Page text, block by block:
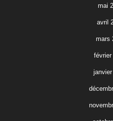
mai
avril
mars
février